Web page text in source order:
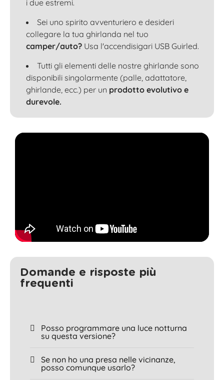
i due estremi.
Sei uno spirito avventuriero e desideri
collegare la tua ghirlanda nel tuo
camper/auto? Usa l'accendisigari USB Guirled.
Tutti gli elementi delle nostre ghirlande sono
disponibili singolarmente (palle, adattatore,
ghirlande, ecc.) per un prodotto evolutivo e
durevole.
Domande e risposte più
frequenti
Posso programmare una luce notturna
su questa versione?
Se non ho una presa nelle vicinanze,
posso comunque usarlo?